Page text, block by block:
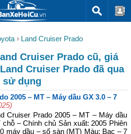
Land Cruiser Prado
Cruiser Prado cũ, giá
Cruiser Prado đã qua
sử dụng
2005 – MT – Máy dầu GX 3.0 – 7
Cruiser Prado 2005 – MT – Máy dầu
chỗ – Chính chủ Sản xuất: 2005 Phiên
máy dầu – số sàn (MT) Màu: Bạc – 7